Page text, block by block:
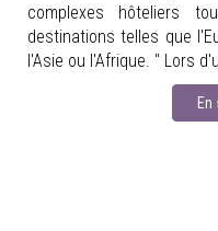
complexes hôteliers
destinations telles que
l'Asie ou l'Afrique. " Lors
En